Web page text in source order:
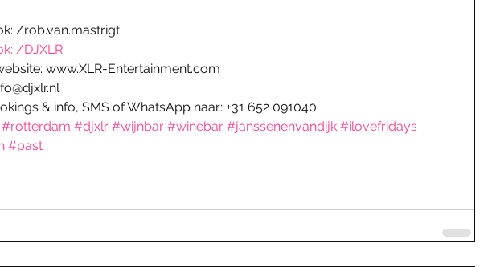
/rob.van.mastrigt
/DJXLR
www.XLR-Entertainment.com
& info, SMS of WhatsApp naar: +31 652 091040
#rotterdam #djxlr #wijnbar #winebar #janssenenvandijk #ilovefridays
#past